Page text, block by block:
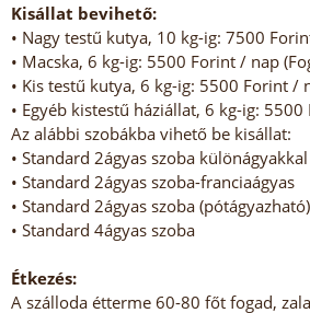
Kisállat bevihető:
• Nagy testű kutya, 10 kg-ig: 7500
• Macska, 6 kg-ig: 5500 Forint / nap
• Kis testű kutya, 6 kg-ig: 5500 Forint /
• Egyéb kistestű háziállat, 6 kg-ig:
Az alábbi szobákba vihető be kisállat:
• Standard 2ágyas szoba különágyakkal
• Standard 2ágyas szoba-franciaágyas
• Standard 2ágyas szoba (pótágyazható)
• Standard 4ágyas szoba
Étkezés:
A szálloda étterme 60-80 főt fogad,